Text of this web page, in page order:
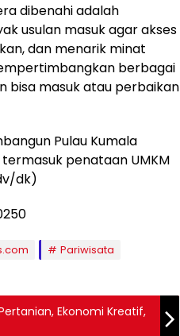
dibenahi adalah
usulan masuk agar akses
dan menarik minat
berbagai
bisa masuk atau perbaikan
Pulau Kumala
penataan UMKM
dk)
Pariwisata
Ekonomi Kreatif,